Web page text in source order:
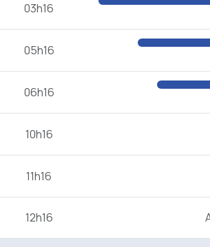
03h16
05h16
06h16
10h16
11h16
12h16